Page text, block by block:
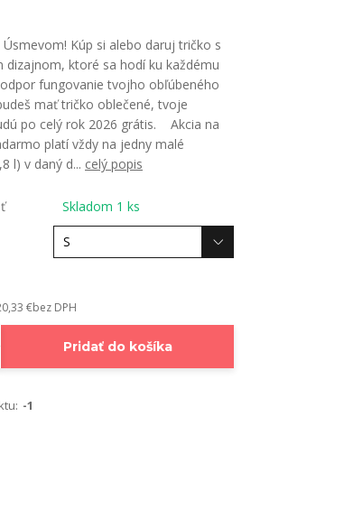
Úsmevom! Kúp si alebo daruj tričko s
dizajnom, ktoré sa hodí ku každému
fungovanie tvojho obľúbeného
mať tričko oblečené, tvoje
po celý rok 2026 grátis. Akcia na
platí vždy na jedny malé
l) v daný d... celý popis
Skladom 1 ks
€bez DPH
Pridať do košíka
-1